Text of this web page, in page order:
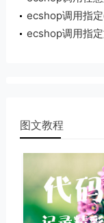
ecshop调用指
ecshop调用指
图文教程